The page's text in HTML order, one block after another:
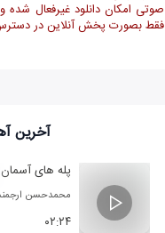
صوتی امکان دانلود غیرفعال
فقط بصورت پخش آنلاین در
آخرین
پله های آسمان 640
محمدحسن
۰۲:۲۴